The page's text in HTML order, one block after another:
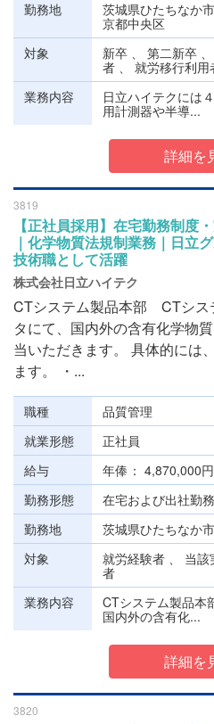
勤務地
茨城県ひたちなか
京都中央区
対象
新卒 、 第二新卒
者 、 就労移行利用
業務内容
日立ハイテクには
用計測器や半導...
詳細を
3819
【正社員採用】在宅勤務制度
｜化学物質法規制業務｜日立
技術職として活躍
株式会社日立ハイテク
CTシステム製品本部 CTシス
タにて、国内外の含有化学物
当いただきます。 具体的には
ます。 ・...
職種
品質管理
就業形態
正社員
給与
年俸
4,870,000
勤務形態
在宅および出社勤
勤務地
茨城県ひたちなか市
対象
就労経験者 、 当
者
業務内容
CTシステム製品本
国内外の含有化...
詳細を
3820